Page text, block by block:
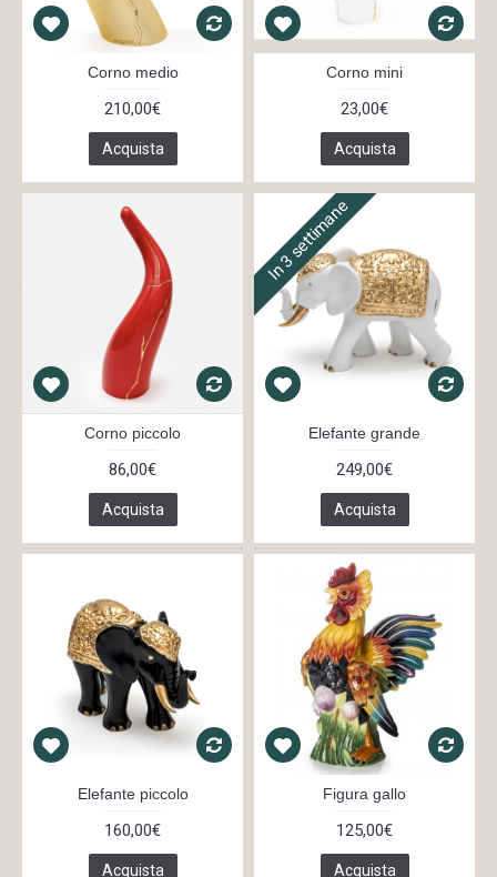
Corno medio
210,00€
Acquista
Corno mini
23,00€
Acquista
Corno piccolo
86,00€
Acquista
In 3 settimane
Elefante grande
249,00€
Acquista
Elefante piccolo
160,00€
Acquista
Figura gallo
125,00€
Acquista